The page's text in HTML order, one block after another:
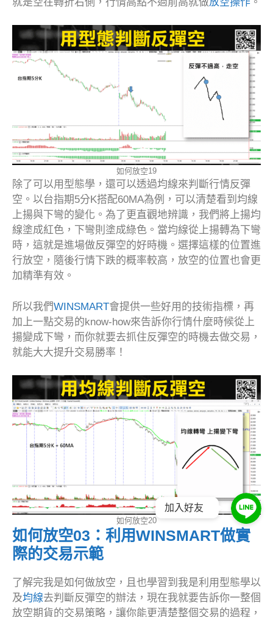
如何放空19
除了可以用型態學，還可以透過均線來判斷行情反彈
空。以台指期5分K搭配60MA為例，可以清楚看到均線
上揚與下彎的變化。為了更直觀地辨識，我們將上揚均
線塗成紅色，下彎則塗成綠色。當均線從上揚轉為下彎
時，這就是進場做反彈空的好時機。選擇這樣的位置進
行放空，隨後行情下跌的概率較高，放空的位置也會更
加精準有效。
所以我們WINSMART會提供一些好用的技術指標，再
加上一點交易的know-how來告訴你行情什麼時候從上
揚變成下彎，而你就要去抓住反彈空的時機去做交易，
就能大大提升交易勝率！
如何放空20
如何放空03：利用WINSMART做實
際的交易示範
了解完我是如何做放空，且也學習到我是利用型態學以
及均線去判斷反彈空的辦法，現在我就要告訴你一整個
放空期貨的交易策略，讓你能更清楚整個交易的過程，
加入好友